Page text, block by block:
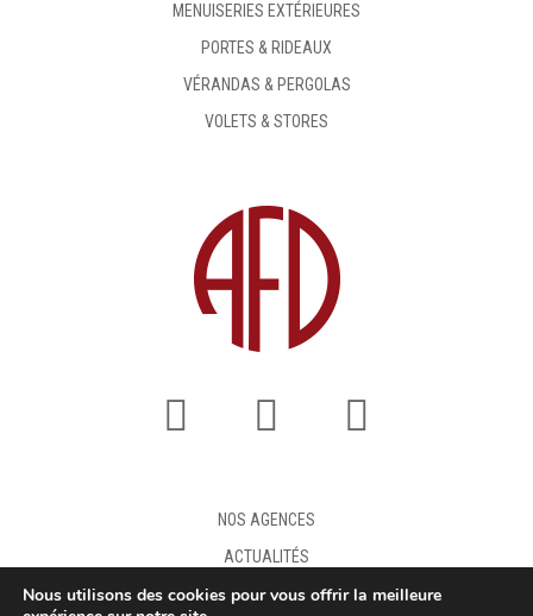
MENUISERIES EXTÉRIEURES
PORTES & RIDEAUX
VÉRANDAS & PERGOLAS
VOLETS & STORES
NOS AGENCES
ACTUALITÉS
FAQ
Nous utilisons des cookies pour vous offrir la meilleure